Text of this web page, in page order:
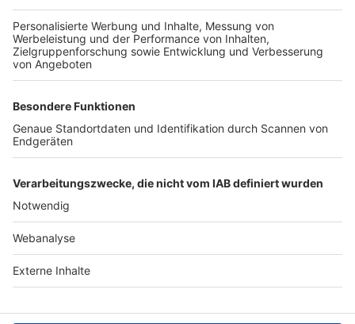
TOP-PARTNER
Nutzungsbedingungen Datenschutz Impressum